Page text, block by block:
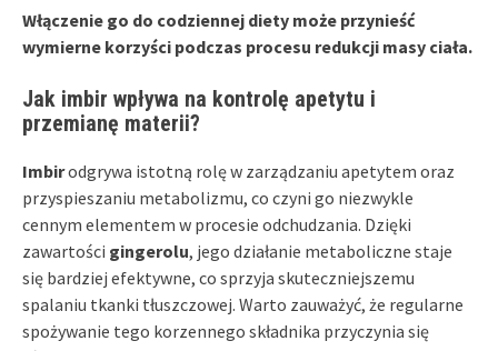
Włączenie go do codziennej diety może przynieść
wymierne korzyści podczas procesu redukcji masy ciała.
Jak imbir wpływa na kontrolę apetytu i
przemianę materii?
Imbirodgrywa istotną rolę w zarządzaniu apetytem oraz
przyspieszaniu metabolizmu, co czyni go niezwykle
cennym elementem w procesie odchudzania. Dzięki
zawartości gingerolu, jego działanie metaboliczne staje
się bardziej efektywne, co sprzyja skuteczniejszemu
spalaniu tkanki tłuszczowej. Warto zauważyć, że regularne
spożywanie tego korzennego składnika przyczynia się